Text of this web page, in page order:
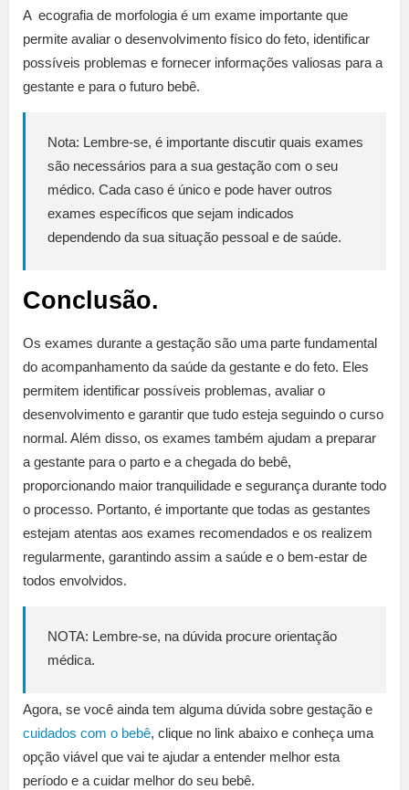
A ecografia de morfologia é um exame importante que
permite avaliar o desenvolvimento físico do feto, identificar
possíveis problemas e fornecer informações valiosas para a
gestante e para o futuro bebê.
Nota: Lembre-se, é importante discutir quais exames
são necessários para a sua gestação com o seu
médico. Cada caso é único e pode haver outros
exames específicos que sejam indicados
dependendo da sua situação pessoal e de saúde.
Conclusão.
Os exames durante a gestação são uma parte fundamental
do acompanhamento da saúde da gestante e do feto. Eles
permitem identificar possíveis problemas, avaliar o
desenvolvimento e garantir que tudo esteja seguindo o curso
normal. Além disso, os exames também ajudam a preparar
a gestante para o parto e a chegada do bebê,
proporcionando maior tranquilidade e segurança durante todo
o processo. Portanto, é importante que todas as gestantes
estejam atentas aos exames recomendados e os realizem
regularmente, garantindo assim a saúde e o bem-estar de
todos envolvidos.
NOTA: Lembre-se, na dúvida procure orientação
médica.
Agora, se você ainda tem alguma dúvida sobre gestação e
cuidados com o bebê, clique no link abaixo e conheça uma
opção viável que vai te ajudar a entender melhor esta
período e a cuidar melhor do seu bebê.